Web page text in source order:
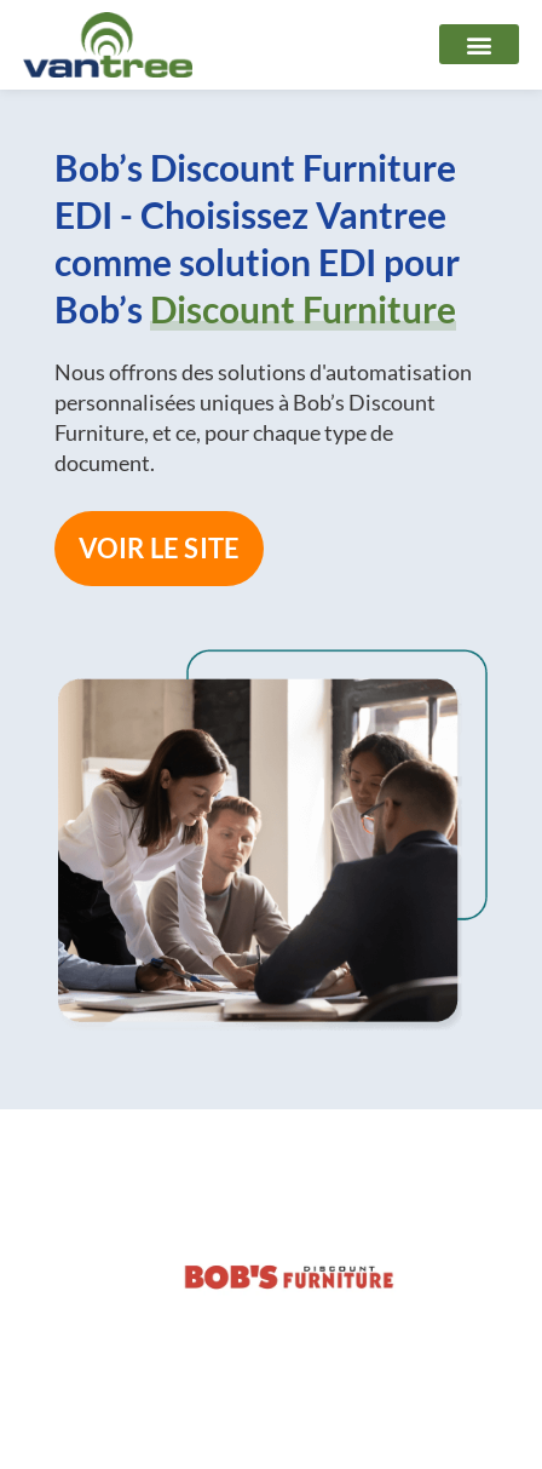
contenu
Bob’s Discount Furniture
EDI - Choisissez Vantree
comme solution EDI pour
Bob’s Discount Furniture
Nous offrons des solutions d'automatisation
personnalisées uniques à Bob’s Discount
Furniture, et ce, pour chaque type de
document.
VOIR LE SITE